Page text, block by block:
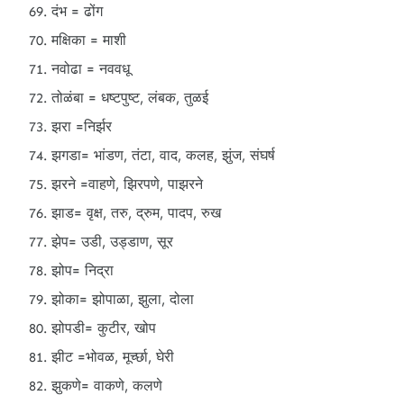
दंभ = ढोंग
मक्षिका = माशी
नवोढा = नववधू
तोळंबा = धष्टपुष्ट, लंबक, तुळई
झरा =निर्झर
झगडा= भांडण, तंटा, वाद, कलह, झुंज, संघर्ष
झरने =वाहणे, झिरपणे, पाझरने
झाड= वृक्ष, तरु, द्रुम, पादप, रुख
झेप= उडी, उड्डाण, सूर
झोप= निद्रा
झोका= झोपाळा, झुला, दोला
झोपडी= कुटीर, खोप
झीट =भोवळ, मूर्च्छा, घेरी
झुकणे= वाकणे, कलणे